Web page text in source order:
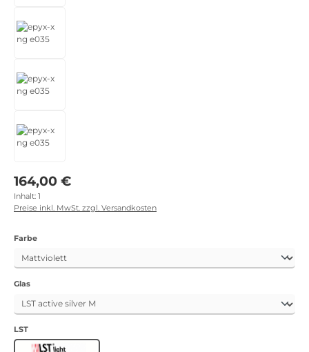
Regulärer Preis:
164,00 €
Inhalt: 1
Preise inkl. MwSt. zzgl. Versandkosten
Farbeauswählen
Glasauswählen
LSTauswählen